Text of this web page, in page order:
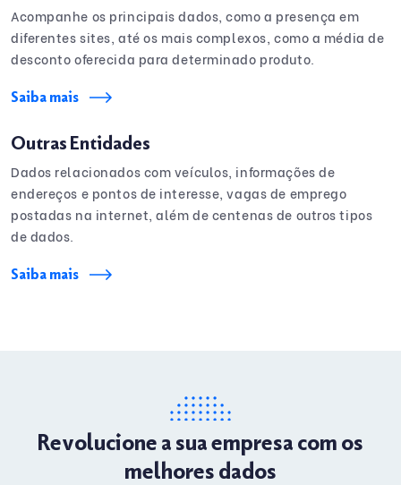
Acompanhe os principais dados, como a presença em
diferentes sites, até os mais complexos, como a média de
desconto oferecida para determinado produto.
Saiba mais
Outras Entidades
Dados relacionados com veículos, informações de
endereços e pontos de interesse, vagas de emprego
postadas na internet, além de centenas de outros tipos
de dados.
Saiba mais
Revolucione a sua empresa com os
melhores dados